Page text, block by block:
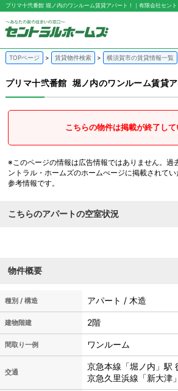
プリマ十弐番館 堀ノ内のワンルーム賃貸アパート！｜有限会社セン
TOPページ 賃貸物件検索 横須賀市の賃貸情報一覧
プリマ十弐番館 堀ノ内のワンルーム賃貸
こちらの物件は掲載が終了して
※このページの情報は広告情報ではありません。過
ントラル・ホームズのホームぺージに掲載されて
参考情報です。
こちらのアパートの空室状況
物件概要
種別 / 構造 アパート / 木造
建物階建 2階
間取り一例 ワンルーム
交通
京急本線「堀ノ内」駅
京急久里浜線「新大津